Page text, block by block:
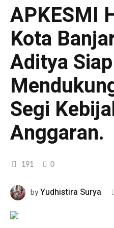
APKESMI
Kota
Aditya Siap
Segi
Anggaran.
191 0
byYudhistira Surya